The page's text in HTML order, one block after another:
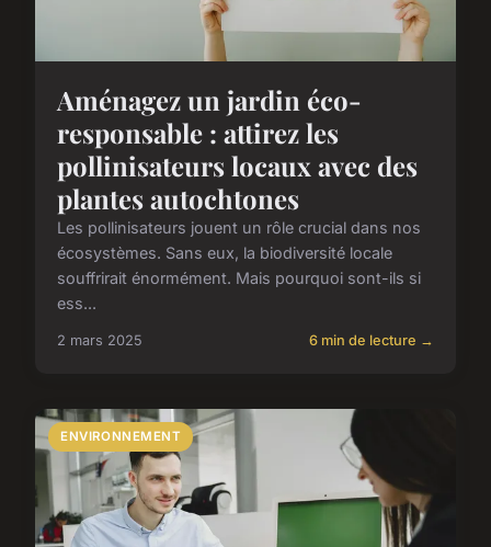
Aménagez un jardin éco-
responsable : attirez les
pollinisateurs locaux avec des
plantes autochtones
Les pollinisateurs jouent un rôle crucial dans nos
écosystèmes. Sans eux, la biodiversité locale
souffrirait énormément. Mais pourquoi sont-ils si
ess...
2 mars 2025 6 min de lecture →
ENVIRONNEMENT